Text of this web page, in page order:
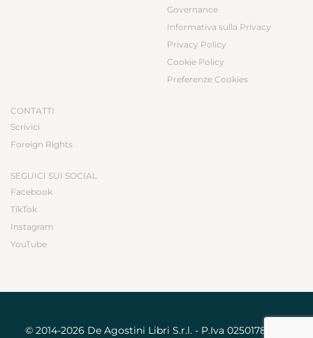
Governance
Informativa sulla Privacy
Privacy Policy
Cookie Policy
Preferenze Cookies
CONTATTI
Scrivici
Foreign Rights
SEGUICI SUI SOCIAL
Facebook
TikTok
Instagram
YouTube
© 2014-2026 De Agostini Libri S.r.l. - P.Iva 02501780031